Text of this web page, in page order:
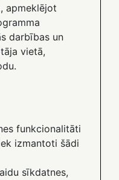
apmeklējot
darbības un
vietā,
funkcionalitāti
izmantoti šādi
sīkdatnes,